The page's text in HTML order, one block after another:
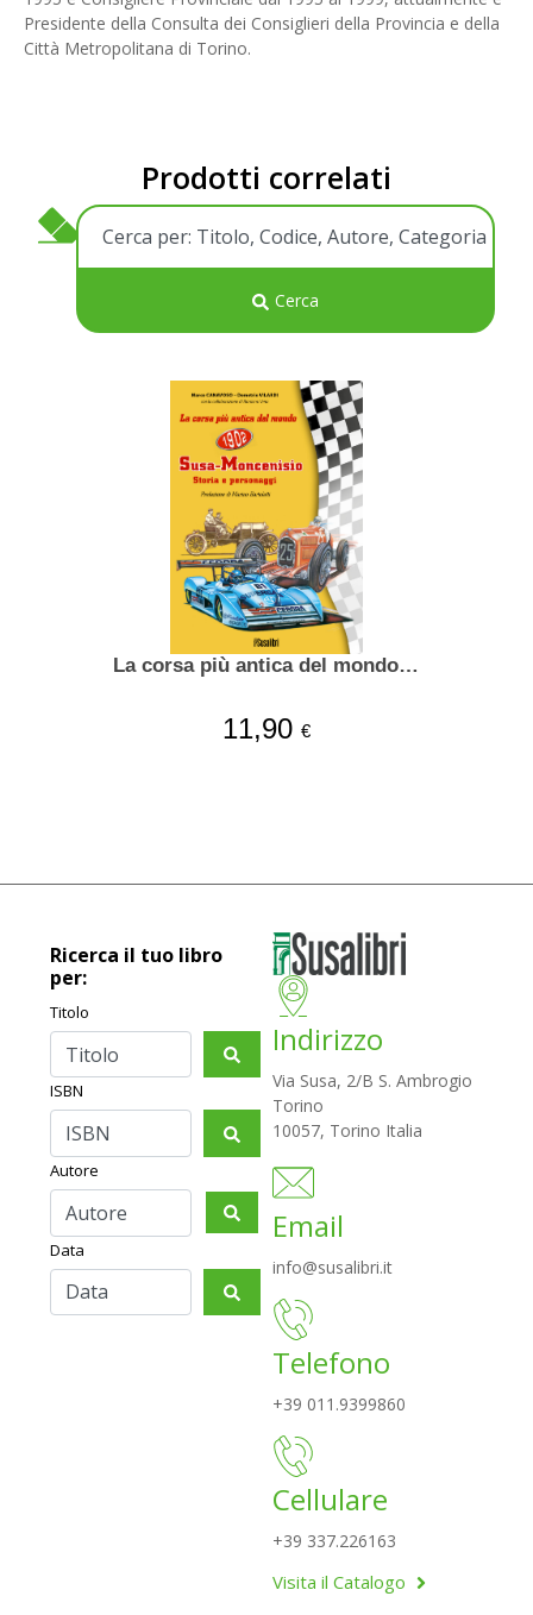
Presidente della Consulta dei Consiglieri della Provincia e della
Città Metropolitana di Torino.
Prodotti correlati
Cerca
La corsa più antica del mondo…
11,90 €
Ricerca il tuo libro
per:
Titolo
ISBN
Autore
Data
Indirizzo
Via Susa, 2/B S. Ambrogio
Torino
10057, Torino Italia
Email
info@susalibri.it
Telefono
+39 011.9399860
Cellulare
+39 337.226163
Visita il Catalogo